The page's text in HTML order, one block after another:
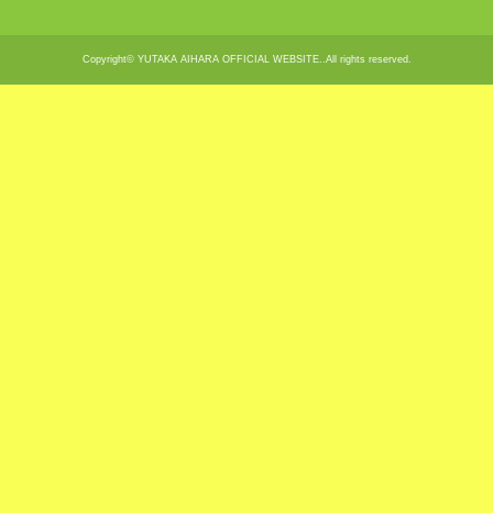
Copyright© YUTAKA AIHARA OFFICIAL WEBSITE..All rights reserved.